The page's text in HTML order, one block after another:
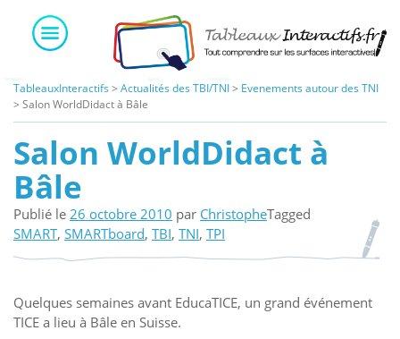
content
TableauxInteractifs > Actualités des TBI/TNI> Evenements autour des TNI
> Salon WorldDidact à Bâle
Salon WorldDidact à
Bâle
Publié le 26 octobre 2010 par ChristopheTagged
SMART, SMARTboard, TBI, TNI, TPI
Quelques semaines avant EducaTICE, un grand événement
TICE a lieu à Bâle en Suisse.